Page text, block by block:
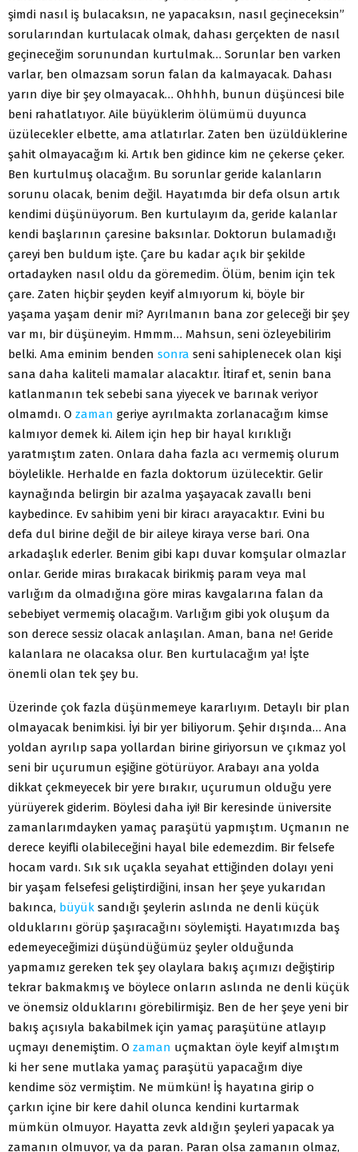
şimdi nasıl iş bulacaksın, ne yapacaksın, nasıl geçineceksin”
sorularından kurtulacak olmak, dahası gerçekten de nasıl
geçineceğim sorunundan kurtulmak… Sorunlar ben varken
varlar, ben olmazsam sorun falan da kalmayacak. Dahası
yarın diye bir şey olmayacak… Ohhhh, bunun düşüncesi bile
beni rahatlatıyor. Aile büyüklerim ölümümü duyunca
üzülecekler elbette, ama atlatırlar. Zaten ben üzüldüklerine
şahit olmayacağım ki. Artık ben gidince kim ne çekerse çeker.
Ben kurtulmuş olacağım. Bu sorunlar geride kalanların
sorunu olacak, benim değil. Hayatımda bir defa olsun artık
kendimi düşünüyorum. Ben kurtulayım da, geride kalanlar
kendi başlarının çaresine baksınlar. Doktorun bulamadığı
çareyi ben buldum işte. Çare bu kadar açık bir şekilde
ortadayken nasıl oldu da göremedim. Ölüm, benim için tek
çare. Zaten hiçbir şeyden keyif almıyorum ki, böyle bir
yaşama yaşam denir mi? Ayrılmanın bana zor geleceği bir şey
var mı, bir düşüneyim. Hmmm… Mahsun, seni özleyebilirim
belki. Ama eminim benden sonra seni sahiplenecek olan kişi
sana daha kaliteli mamalar alacaktır. İtiraf et, senin bana
katlanmanın tek sebebi sana yiyecek ve barınak veriyor
olmamdı. O zaman geriye ayrılmakta zorlanacağım kimse
kalmıyor demek ki. Ailem için hep bir hayal kırıklığı
yaratmıştım zaten. Onlara daha fazla acı vermemiş olurum
böylelikle. Herhalde en fazla doktorum üzülecektir. Gelir
kaynağında belirgin bir azalma yaşayacak zavallı beni
kaybedince. Ev sahibim yeni bir kiracı arayacaktır. Evini bu
defa dul birine değil de bir aileye kiraya verse bari. Ona
arkadaşlık ederler. Benim gibi kapı duvar komşular olmazlar
onlar. Geride miras bırakacak birikmiş param veya mal
varlığım da olmadığına göre miras kavgalarına falan da
sebebiyet vermemiş olacağım. Varlığım gibi yok oluşum da
son derece sessiz olacak anlaşılan. Aman, bana ne! Geride
kalanlara ne olacaksa olur. Ben kurtulacağım ya! İşte
önemli olan tek şey bu.
Üzerinde çok fazla düşünmemeye kararlıyım. Detaylı bir plan
olmayacak benimkisi. İyi bir yer biliyorum. Şehir dışında… Ana
yoldan ayrılıp sapa yollardan birine giriyorsun ve çıkmaz yol
seni bir uçurumun eşiğine götürüyor. Arabayı ana yolda
dikkat çekmeyecek bir yere bırakır, uçurumun olduğu yere
yürüyerek giderim. Böylesi daha iyi! Bir keresinde üniversite
zamanlarımdayken yamaç paraşütü yapmıştım. Uçmanın ne
derece keyifli olabileceğini hayal bile edemezdim. Bir felsefe
hocam vardı. Sık sık uçakla seyahat ettiğinden dolayı yeni
bir yaşam felsefesi geliştirdiğini, insan her şeye yukarıdan
bakınca, büyük sandığı şeylerin aslında ne denli küçük
olduklarını görüp şaşıracağını söylemişti. Hayatımızda baş
edemeyeceğimizi düşündüğümüz şeyler olduğunda
yapmamız gereken tek şey olaylara bakış açımızı değiştirip
tekrar bakmakmış ve böylece onların aslında ne denli küçük
ve önemsiz olduklarını görebilirmişiz. Ben de her şeye yeni bir
bakış açısıyla bakabilmek için yamaç paraşütüne atlayıp
uçmayı denemiştim. O zaman uçmaktan öyle keyif almıştım
ki her sene mutlaka yamaç paraşütü yapacağım diye
kendime söz vermiştim. Ne mümkün! İş hayatına girip o
çarkın içine bir kere dahil olunca kendini kurtarmak
mümkün olmuyor. Hayatta zevk aldığın şeyleri yapacak ya
zamanın olmuyor, ya da paran. Paran olsa zamanın olmaz,